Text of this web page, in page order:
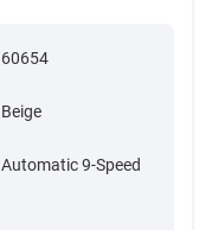
60654
Beige
Automatic 9-Speed